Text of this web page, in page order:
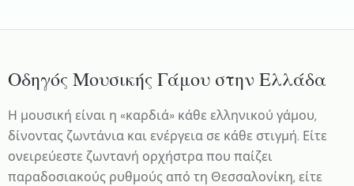
Οδηγός Μουσικής Γάμου στην Ελλάδα
Η μουσική είναι η «καρδιά» κάθε ελληνικού γάμου,
δίνοντας ζωντάνια και ενέργεια σε κάθε στιγμή. Είτε
ονειρεύεστε ζωντανή ορχήστρα που παίζει
παραδοσιακούς ρυθμούς από τη Θεσσαλονίκη, είτε